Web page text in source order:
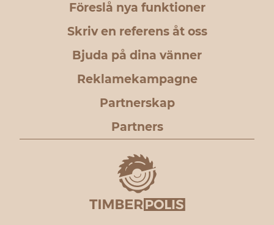
Föreslå nya funktioner
Skriv en referens åt oss
Bjuda på dina vänner
Reklamekampagne
Partnerskap
Partners